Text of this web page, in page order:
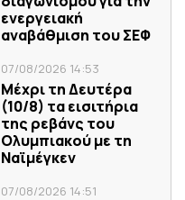
ενεργειακή
αναβάθμιση του ΣΕΦ
07/08/2026 14:53
Μέχρι τη Δευτέρα
(10/8) τα εισιτήρια
της ρεβάνς του
Ολυμπιακού με τη
Ναϊμέγκεν
07/08/2026 14:51